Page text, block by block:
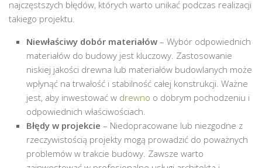
najczęstszych błędów, których warto unikać podczas realizacji
takiego projektu.
Niewłaściwy dobór materiałów – Wybór odpowiednich
materiałów do budowy jest kluczowy. Zastosowanie
niskiej jakości drewna lub materiałów budowlanych może
wpłynąć na trwałość i stabilność całej konstrukcji. Ważne
jest, aby inwestować w drewno o dobrym pochodzeniu i
odpowiednich właściwościach.
Błędy w projekcie – Niedopracowane lub niezgodne z
rzeczywistością projekty mogą prowadzić do poważnych
problemów w trakcie budowy. Zawsze warto